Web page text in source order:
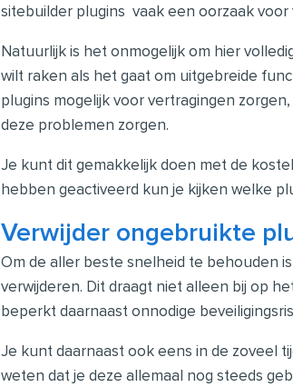
sitebuilder plugins vaak een oorzaak
Natuurlijk is het onmogelijk om hier
wilt raken als het gaat om uitgebreide
plugins mogelijk voor vertragingen
deze problemen zorgen.
Je kunt dit gemakkelijk doen met de
hebben geactiveerd kun je kijken welke
Verwijder ongebruikte
Om de aller beste snelheid te behouden
verwijderen. Dit draagt niet alleen bij op
beperkt daarnaast onnodige
Je kunt daarnaast ook eens in de zoveel
weten dat je deze allemaal nog steeds